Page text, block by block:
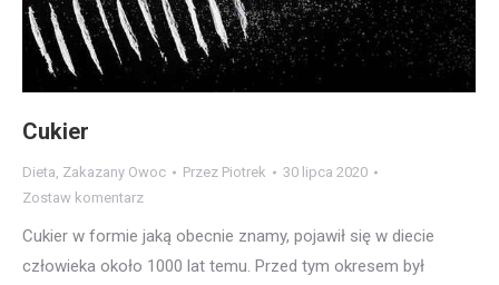
Cukier
Dieta, Zakazany Owoc Przez Piotrek
30 lipca 2020
Zostaw komentarz
Cukier w formie jaką obecnie znamy, pojawił się w diecie
człowieka około 1000 lat temu. Przed tym okresem był